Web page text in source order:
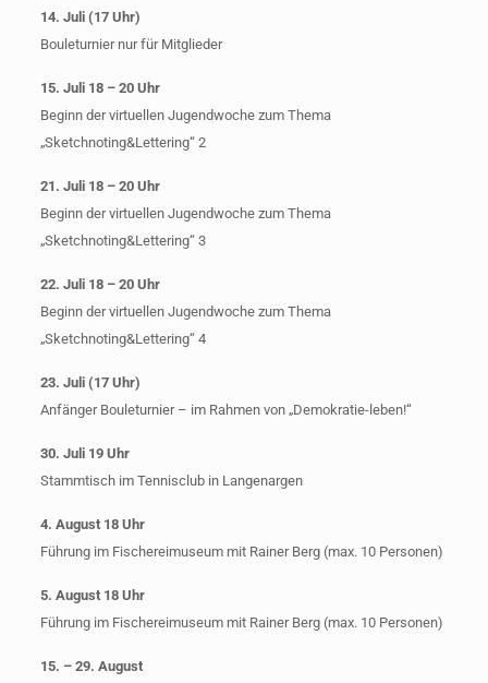
14. Juli (17 Uhr)
Bouleturnier nur für Mitglieder
15. Juli 18 – 20 Uhr
Beginn der virtuellen Jugendwoche zum Thema
„Sketchnoting&Lettering“ 2
21. Juli 18 – 20 Uhr
Beginn der virtuellen Jugendwoche zum Thema
„Sketchnoting&Lettering“ 3
22. Juli 18 – 20 Uhr
Beginn der virtuellen Jugendwoche zum Thema
„Sketchnoting&Lettering“ 4
23. Juli (17 Uhr)
Anfänger Bouleturnier – im Rahmen von „Demokratie-leben!“
30. Juli 19 Uhr
Stammtisch im Tennisclub in Langenargen
4. August 18 Uhr
Führung im Fischereimuseum mit Rainer Berg (max. 10 Personen)
5. August 18 Uhr
Führung im Fischereimuseum mit Rainer Berg (max. 10 Personen)
15. – 29. August